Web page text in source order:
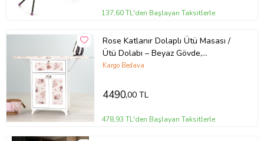
137,60 TL'den Başlayan Taksitlerle
Rose Katlanır Dolaplı Ütü Masası /
Ütü Dolabı – Beyaz Gövde,
Kahverengi Çiçek Desenli (Beyaz -
Kargo Bedava
4490,00 TL
478,93 TL'den Başlayan Taksitlerle